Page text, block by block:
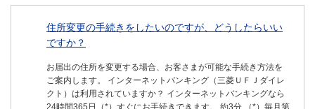
住所変更の手続きをしたいのですが、どうしたらいい
ですか？
お届出の住所を変更する場合、お客さまが可能な手続き方法を
ご案内します。 インターネットバンキング（三菱ＵＦＪダイレ
クト）は利用されていますか？ インターネットバンキングなら
24時間365日（*）すぐにお手続きできます。 約3分 （*）毎月第